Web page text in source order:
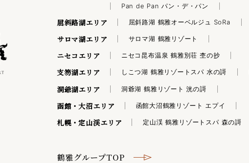
Pan de Pan パン・デ・パン
屈斜路湖エリア 屈斜路湖 鶴雅オーベルジュ SoRa
サロマ湖エリア サロマ湖 鶴雅リゾート
ニセコエリア ニセコ昆布温泉 鶴雅別荘 杢の抄
支笏湖エリア しこつ湖 鶴雅リゾートスパ 水の謌
洞爺湖エリア 洞爺湖 鶴雅リゾート 洸の謌
函館・大沼エリア 函館大沼鶴雅リゾート エプイ
札幌・定山渓エリア 定山渓 鶴雅リゾートスパ 森の謌
鶴雅グループTOP